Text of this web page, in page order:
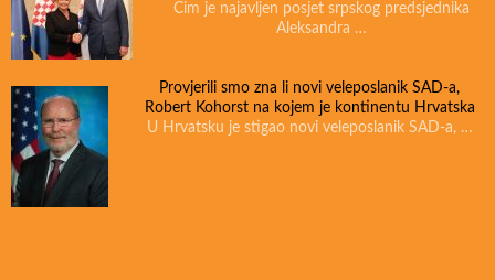
Čim je najavljen posjet srpskog predsjednika
Aleksandra …
Provjerili smo zna li novi veleposlanik SAD-a,
Robert Kohorst na kojem je kontinentu Hrvatska
U Hrvatsku je stigao novi veleposlanik SAD-a, …